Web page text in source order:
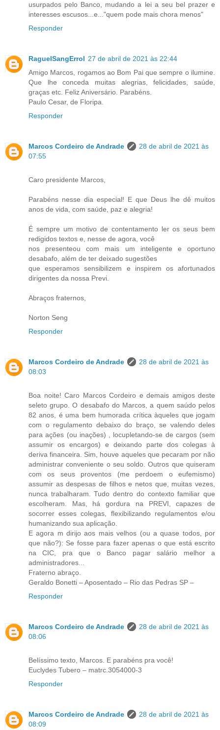
usurpados pelo Banco, mudando a lei a seu bel prazer e
interesses escusos...e..."quem pode mais chora menos"
Responder
RaguelSangErrol 27 de abril de 2021 às 22:44
Amigo Marcos, rogamos ao Bom Pai que sempre o ilumine.
Que lhe conceda muitas alegrias, felicidades, saúde,
graças etc. Feliz Aniversário. Parabéns.
Paulo Cesar, de Floripa.
Responder
Marcos Cordeiro de Andrade
28 de abril de 2021 às
07:55
Caro presidente Marcos,
Parabéns nesse dia especial! E que Deus lhe dê muitos
anos de vida, com saúde, paz e alegria!
É sempre um motivo de contentamento ler os seus bem
redigidos textos e, nesse de agora, você
nos presenteou com mais um inteligente e oportuno
desabafo, além de ter deixado sugestões
que esperamos sensibilizem e inspirem os afortunados
dirigentes da nossa Previ.
Abraços fraternos,
Norton Seng
Responder
Marcos Cordeiro de Andrade
28 de abril de 2021 às
08:03
Boa noite! Caro Marcos Cordeiro e demais amigos deste
seleto grupo. O desabafo do Marcos, a quem saúdo pelos
82 anos, é uma bem humorada crítica àqueles que jogam
com o regulamento debaixo do braço, se valendo deles
para ações (ou inações) , locupletando-se de cargos (sem
assumir os encargos) e deixando parte dos colegas à
deriva financeira. Sim, houve aqueles que pecaram por não
administrar conveniente o seu soldo. Outros que quiseram
com os seus proventos (me perdoem o eufemismo)
assumir as despesas de filhos e netos que, muitas vezes,
nunca trabalharam. Tudo dentro do contexto familiar que
escolheram. Mas, há gordura na PREVI, capazes de
socorrer esses colegas, flexibilizando regulamentos e/ou
humanizando sua aplicação.
E agora m dirijo aos mais velhos (ou a quase todos, por
que não?): Se fosse para fazer apenas o que está escrito
na CIC, pra que o Banco pagar salário melhor a
administradores...
Fraterno abraço.
Geraldo Bonetti – Aposentado – Rio das Pedras SP –
Responder
Marcos Cordeiro de Andrade
28 de abril de 2021 às
08:06
Belíssimo texto, Marcos. E parabéns pra você!
Euclydes Tubero – matrc.3054000-3
Responder
Marcos Cordeiro de Andrade
28 de abril de 2021 às
08:09